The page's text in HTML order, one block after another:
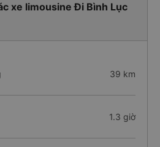
xe limousine Đi Bình Lục
39 km
1.3 giờ